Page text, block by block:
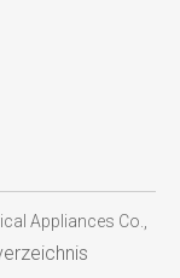
Appliances Co.,